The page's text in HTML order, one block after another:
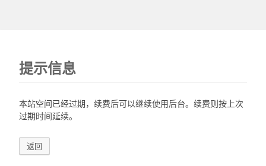
提示信息
本站空间已经过期，续费后可以继续使用后台。续费则按上次
过期时间延续。
返回